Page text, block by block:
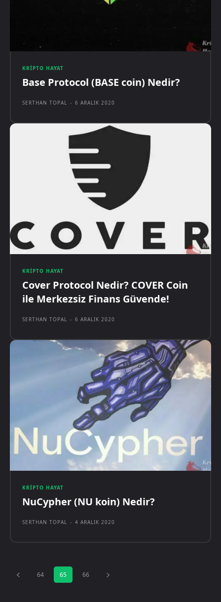
KRIPTO HAYAT
Base Protocol (BASE coin) Nedir?
SERTHAN TOPAL - 6 ARALIK 2020
KRIPTO HAYAT
Cover Protocol Nedir? COVER Coin
ile Merkezsiz Finans Güvende!
SERTHAN TOPAL - 6 ARALIK 2020
KRIPTO HAYAT
NuCypher (NU koin) Nedir?
SERTHAN TOPAL - 4 ARALIK 2020
64 65 66